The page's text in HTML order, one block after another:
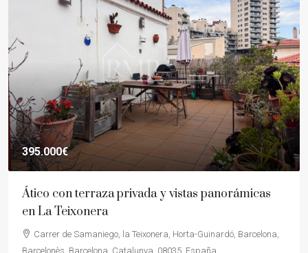
395.000€
Ático con terraza privada y vistas panorámicas
en La Teixonera
Carrer de Samaniego, la Teixonera, Horta-Guinardó, Barcelona,
Barcelonès, Barcelona, Catalunya, 08035, España